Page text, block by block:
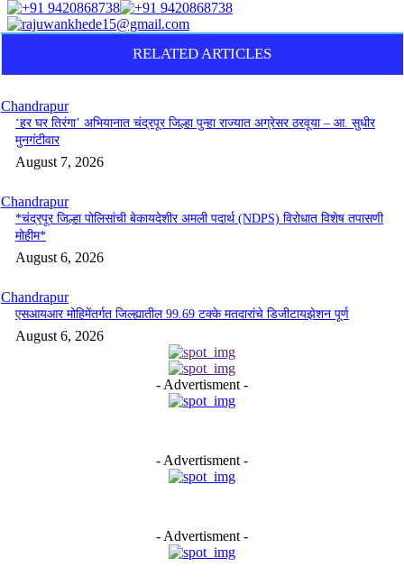
RELATED ARTICLES
Chandrapur
‘हर घर तिरंगा’ अभियानात चंद्रपूर जिल्हा पुन्हा राज्यात अग्रेसर ठरवूया – आ. सुधीर
मुनगंटीवार
August 7, 2026
Chandrapur
*चंद्रपूर जिल्हा पोलिसांची बेकायदेशीर अमली पदार्थ (NDPS) विरोधात विशेष तपासणी
मोहीम*
August 6, 2026
Chandrapur
एसआयआर मोहिमेंतर्गत जिल्ह्यातील 99.69 टक्के मतदारांचे डिजीटायझेशन पूर्ण
August 6, 2026
- Advertisment -
- Advertisment -
- Advertisment -